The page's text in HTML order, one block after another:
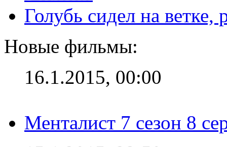
Голубь сидел на
Новые фильмы:
16.1.2015, 00:00
Менталист 7 сезон 8